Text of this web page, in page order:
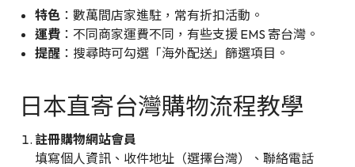
特色 ：數萬間店家進駐，常有折扣活動。
運費 ：不同商家運費不同，有些支援 EMS 寄台灣。
提醒 ：搜尋時可勾選「海外配送」篩選項目。
日本直寄台灣購物流程教學
註冊購物網站會員
填寫個人資訊、收件地址（選擇台灣）、聯絡電話